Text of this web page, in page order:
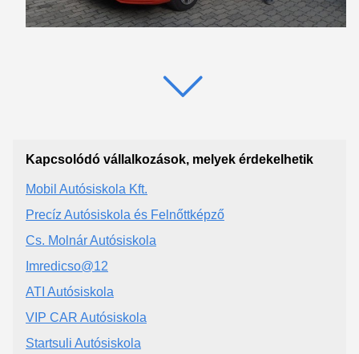
Kapcsolódó vállalkozások, melyek érdekelhetik
Mobil Autósiskola Kft.
Precíz Autósiskola és Felnőttképző
Cs. Molnár Autósiskola
Imredicso@12
ATI Autósiskola
VIP CAR Autósiskola
Startsuli Autósiskola